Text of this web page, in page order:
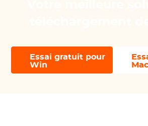
Essai gratuit pour
Win
Mac